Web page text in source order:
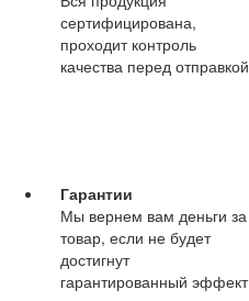
сертифицирована,
проходит контроль
качества перед отправкой
Гарантии
Мы вернем вам деньги за
товар, если не будет
достигнут
гарантированный эффект